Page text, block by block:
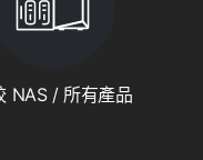
NAS / 所有產品